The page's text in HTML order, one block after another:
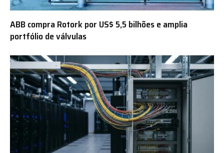
ABB compra Rotork por US$ 5,5 bilhões e amplia
portfólio de válvulas